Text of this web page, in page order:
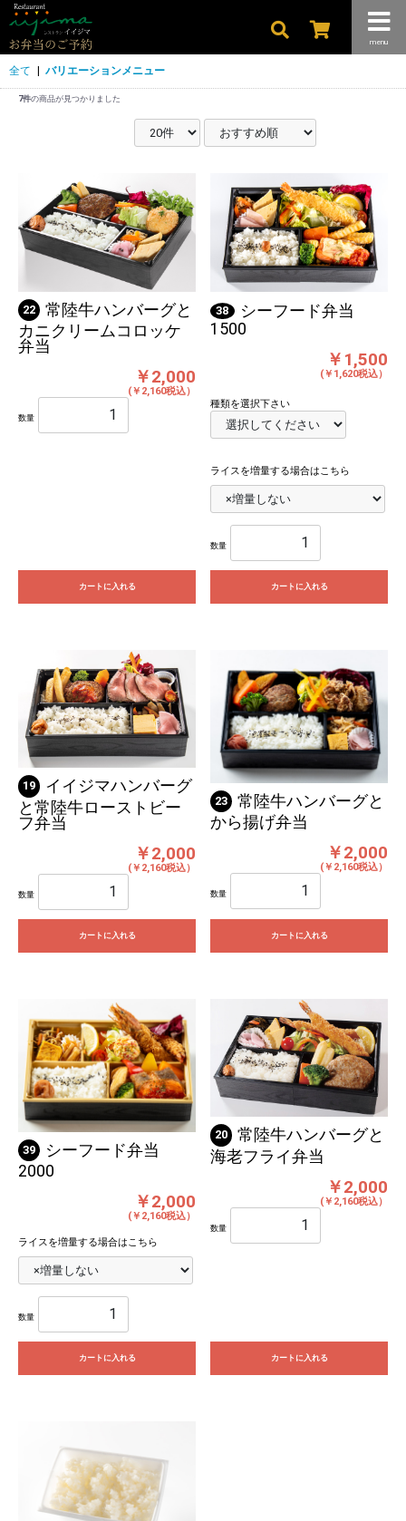
menu
全て バリエーションメニュー
7件の商品が見つかりました
22
常陸牛ハンバーグと
カニクリームコロッケ
弁当
￥2,000
(￥2,160税込）
数量
カートに入れる
38
シーフード弁当
1500
￥1,500
(￥1,620税込）
種類を選択下さい
ライスを増量する場合はこちら
数量
カートに入れる
19
イイジマハンバーグ
と常陸牛ローストビー
フ弁当
￥2,000
(￥2,160税込）
数量
カートに入れる
23
常陸牛ハンバーグと
から揚げ弁当
￥2,000
(￥2,160税込）
数量
カートに入れる
39
シーフード弁当
2000
￥2,000
(￥2,160税込）
ライスを増量する場合はこちら
数量
カートに入れる
20
常陸牛ハンバーグと
海老フライ弁当
￥2,000
(￥2,160税込）
数量
カートに入れる